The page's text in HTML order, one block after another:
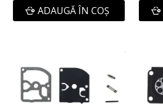
ADAUGĂ ÎN COŞ